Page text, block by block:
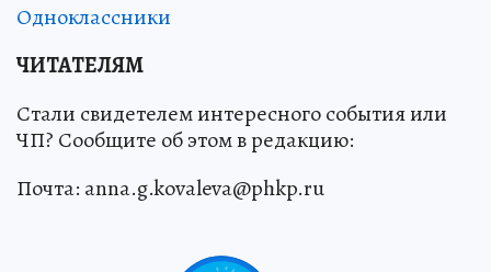
Одноклассники
ЧИТАТЕЛЯМ
Стали свидетелем интересного события или
ЧП? Сообщите об этом в редакцию:
Почта: anna.g.kovaleva@phkp.ru